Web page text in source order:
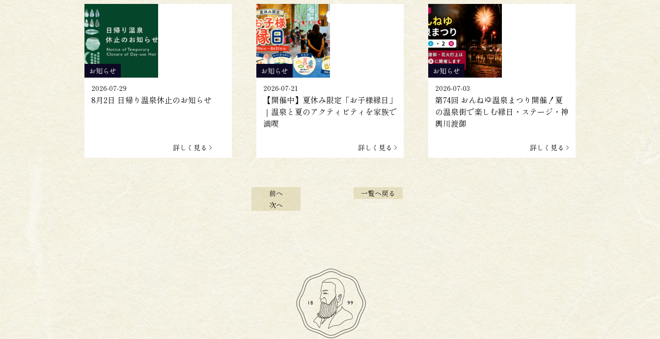
お知らせ
2026-07-29
8月2日 日帰り温泉休止のお知らせ
詳しく見る
お知らせ
2026-07-21
【開催中】夏休み限定「お子様縁日」
｜温泉と夏のアクティビティを家族で
満喫
詳しく見る
お知らせ
2026-07-03
第74回 おんねゆ温泉まつり開催！夏
の温泉街で楽しむ縁日・ステージ・神
輿川渡御
詳しく見る
前へ
一覧へ戻る
次へ